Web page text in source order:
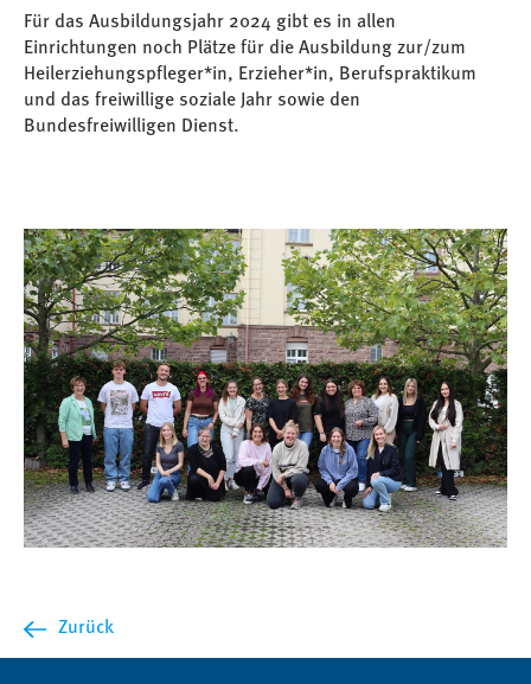
Für das Ausbildungsjahr 2024 gibt es in allen
Einrichtungen noch Plätze für die Ausbildung zur/zum
Heilerziehungspfleger*in, Erzieher*in, Berufspraktikum
und das freiwillige soziale Jahr sowie den
Bundesfreiwilligen Dienst.
Zurück